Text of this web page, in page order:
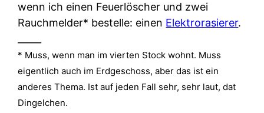
wenn ich einen Feuerlöscher und zwei
Rauchmelder* bestelle: einen Elektrorasierer.
* Muss, wenn man im vierten Stock wohnt. Muss
eigentlich auch im Erdgeschoss, aber das ist ein
anderes Thema. Ist auf jeden Fall sehr, sehr laut, dat
Dingelchen.